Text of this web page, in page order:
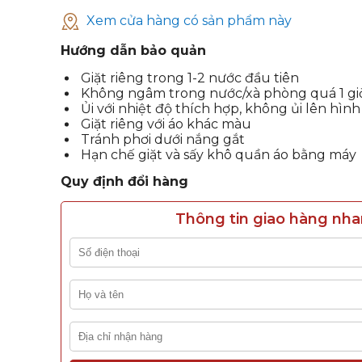
Xem cửa hàng có sản phẩm này
Hướng dẫn bảo quản
Giặt riêng trong 1-2 nước đầu tiên
Không ngâm trong nước/xà phòng quá 1
Ủi với nhiệt độ thích hợp, không ủi lên
Giặt riêng với áo khác màu
Tránh phơi dưới nắng gắt
Hạn chế giặt và sấy khô quần áo bằng máy
Quy định đổi hàng
Thông tin giao hàng